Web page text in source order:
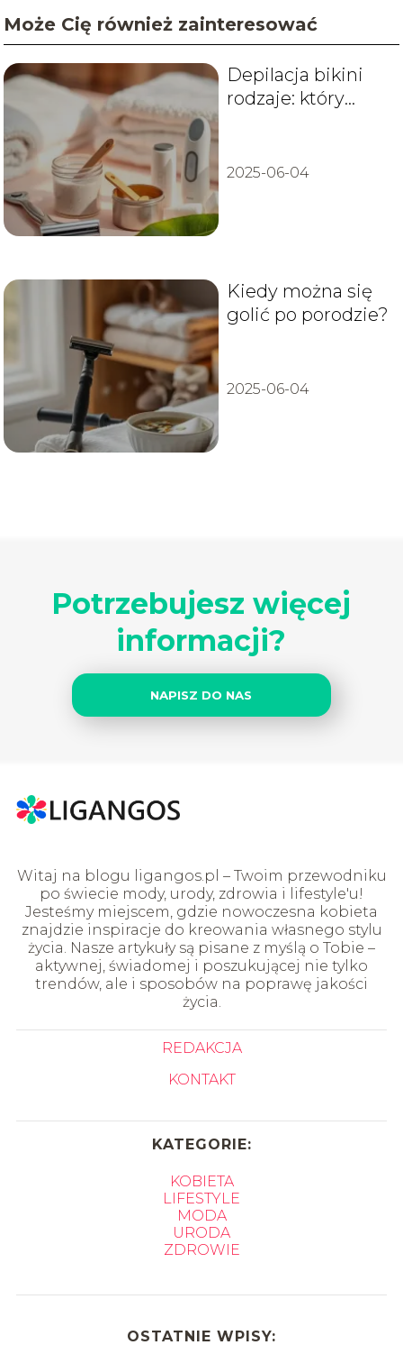
Może Cię również zainteresować
Depilacja bikini
rodzaje: który
2025-06-04
Kiedy można się
golić po porodzie?
2025-06-04
Potrzebujesz więcej
informacji?
NAPISZ DO NAS
Witaj na blogu ligangos.pl – Twoim przewodniku
po świecie mody, urody, zdrowia i lifestyle'u!
Jesteśmy miejscem, gdzie nowoczesna kobieta
znajdzie inspiracje do kreowania własnego stylu
życia. Nasze artykuły są pisane z myślą o Tobie –
aktywnej, świadomej i poszukującej nie tylko
trendów, ale i sposobów na poprawę jakości
życia.
REDAKCJA
KONTAKT
KATEGORIE:
KOBIETA
LIFESTYLE
MODA
URODA
ZDROWIE
OSTATNIE WPISY: